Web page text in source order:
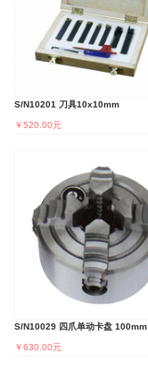
S/N10201 刀具10x10mm
￥520.00元
S/N10029 四爪单动卡盘 100mm
￥630.00元